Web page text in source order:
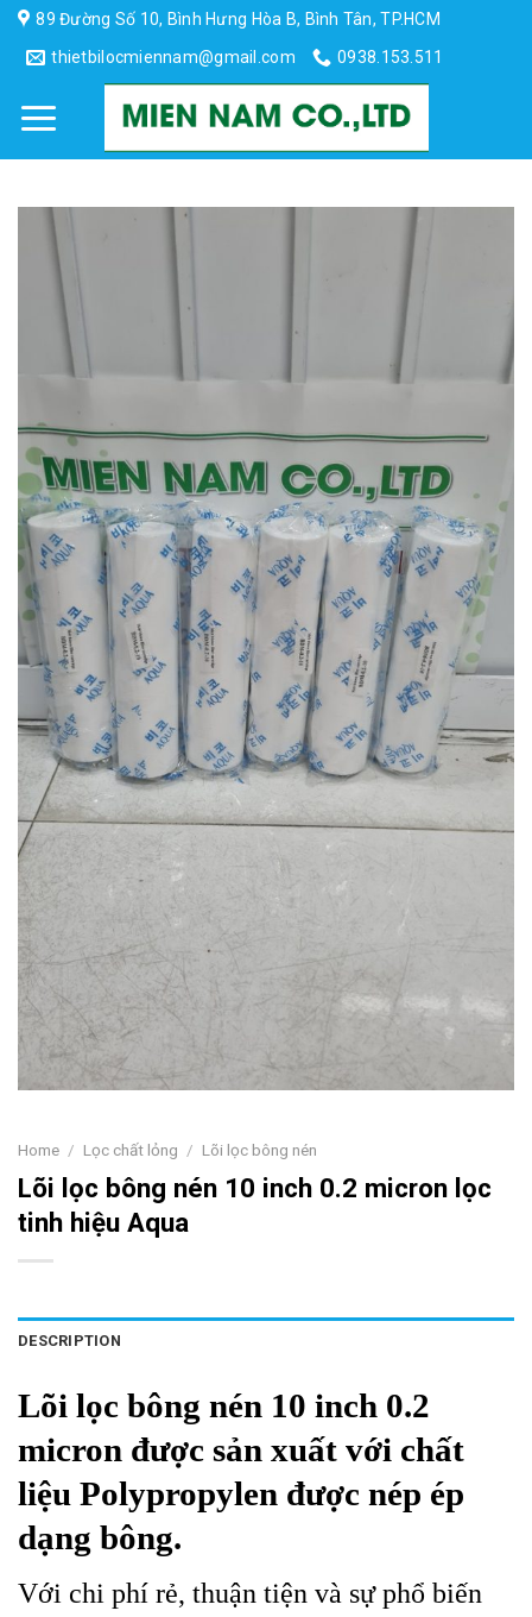
Skip
content
89 Đường Số 10, Bình Hưng Hòa B, Bình Tân, TP.HCM
thietbilocmiennam@gmail.com
0938.153.511
Home / Lọc chất lỏng / Lõi lọc bông nén
Lõi lọc bông nén 10 inch 0.2 micron lọc
tinh hiệu Aqua
DESCRIPTION
Lõi lọc bông nén 10 inch 0.2
micron được sản xuất với chất
liệu Polypropylen được nép ép
dạng bông.
Với chi phí rẻ, thuận tiện và sự phổ biến